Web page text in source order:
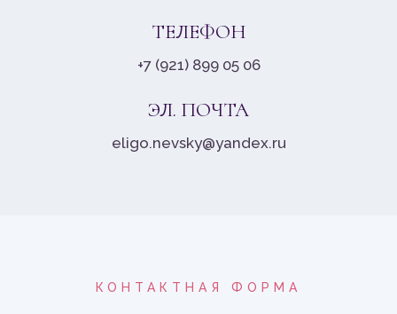
ТЕЛЕФОН
+7 (921) 899 05 06
ЭЛ. ПОЧТА
eligo.nevsky@yandex.ru
КОНТАКТНАЯ ФОРМА